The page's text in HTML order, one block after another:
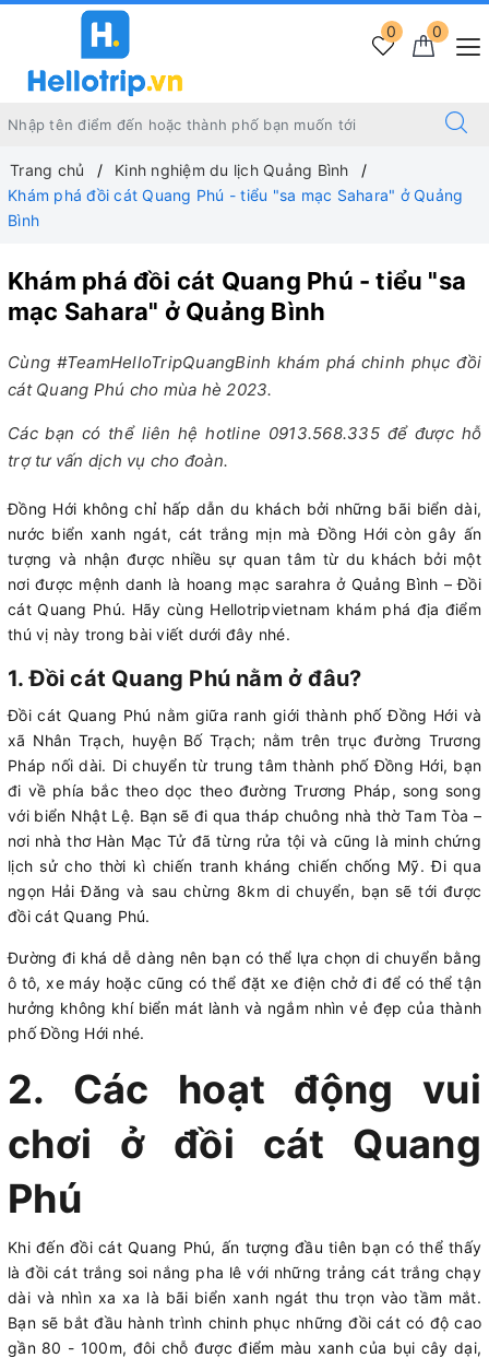
0
0
Trang chủ
Kinh nghiệm du lịch Quảng Bình
Khám phá đồi cát Quang Phú - tiểu "sa mạc Sahara" ở Quảng
Bình
Khám phá đồi cát Quang Phú - tiểu "sa
mạc Sahara" ở Quảng Bình
Cùng #TeamHelloTripQuangBinh khám phá chinh phục đồi
cát Quang Phú cho mùa hè 2023.
Các bạn có thể liên hệ hotline 0913.568.335 để được hỗ
trợ tư vấn dịch vụ cho đoàn.
Đồng Hới không chỉ hấp dẫn du khách bởi những bãi biển dài,
nước biển xanh ngát, cát trắng mịn mà Đồng Hới còn gây ấn
tượng và nhận được nhiều sự quan tâm từ du khách bởi một
nơi được mệnh danh là hoang mạc sarahra ở Quảng Bình – Đồi
cát Quang Phú. Hãy cùng Hellotripvietnam khám phá địa điểm
thú vị này trong bài viết dưới đây nhé.
1. Đồi cát Quang Phú nằm ở đâu?
Đồi cát Quang Phú nằm giữa ranh giới thành phố Đồng Hới và
xã Nhân Trạch, huyện Bố Trạch; nằm trên trục đường Trương
Pháp nối dài. Di chuyển từ trung tâm thành phố Đồng Hới, bạn
đi về phía bắc theo dọc theo đường Trương Pháp, song song
với biển Nhật Lệ. Bạn sẽ đi qua tháp chuông nhà thờ Tam Tòa –
nơi nhà thơ Hàn Mạc Tử đã từng rửa tội và cũng là minh chứng
lịch sử cho thời kì chiến tranh kháng chiến chống Mỹ. Đi qua
ngọn Hải Đăng và sau chừng 8km di chuyển, bạn sẽ tới được
đồi cát Quang Phú.
Đường đi khá dễ dàng nên bạn có thể lựa chọn di chuyển bằng
ô tô, xe máy hoặc cũng có thể đặt xe điện chở đi để có thể tận
hưởng không khí biển mát lành và ngắm nhìn vẻ đẹp của thành
phố Đồng Hới nhé.
2. Các hoạt động vui
chơi ở đồi cát Quang
Phú
Khi đến đồi cát Quang Phú, ấn tượng đầu tiên bạn có thể thấy
là đồi cát trắng soi nắng pha lê với những trảng cát trắng chạy
dài và nhìn xa xa là bãi biển xanh ngát thu trọn vào tầm mắt.
Bạn sẽ bắt đầu hành trình chinh phục những đồi cát có độ cao
gần 80 - 100m, đôi chỗ được điểm màu xanh của bụi cây dại,